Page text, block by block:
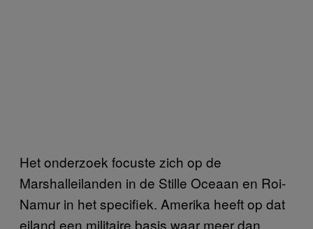
Het onderzoek focuste zich op de
Marshalleilanden in de Stille Oceaan en Roi-
Namur in het specifiek. Amerika heeft op dat
eiland een militaire basis waar meer dan